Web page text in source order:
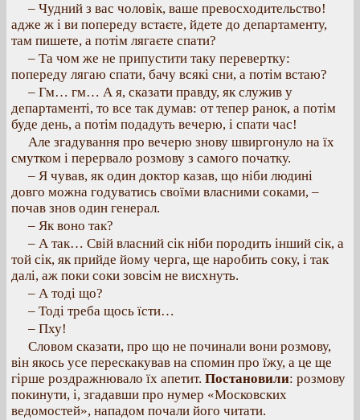
– Чудний з вас чоловік, ваше превосходительство!
адже ж і ви попереду встаєте, йдете до департаменту,
там пишете, а потім лягаєте спати?
– Та чом же не припустити таку перевертку:
попереду лягаю спати, бачу всякі сни, а потім встаю?
– Гм… гм… А я, сказати правду, як служив у
департаменті, то все так думав: от тепер ранок, а потім
буде день, а потім подадуть вечерю, і спати час!
Але згадування про вечерю знову швиргонуло на їх
смутком і перервало розмову з самого початку.
– Я чував, як один доктор казав, що ніби людині
довго можна годуватись своїми власними соками, –
почав знов один генерал.
– Як воно так?
– А так… Свій власний сік ніби породить інший сік, а
той сік, як прийде йому черга, ще наробить соку, і так
далі, аж поки соки зовсім не висхнуть.
– А тоді що?
– Тоді треба щось їсти…
– Пху!
Словом сказати, про що не починали вони розмову,
він якось усе перескакував на спомин про їжу, а це ще
гірше роздражнювало їх апетит. Постановили: розмову
покинути, і, згадавши про нумер «Московских
ведомостей», нападом почали його читати.